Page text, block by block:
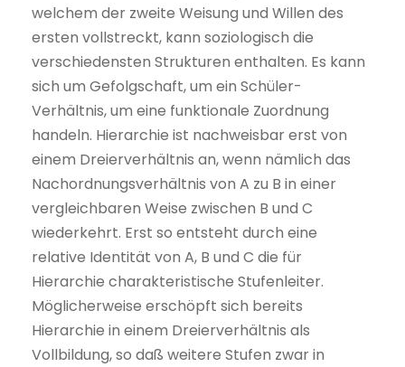
welchem der zweite Weisung und Willen des
ersten vollstreckt, kann soziologisch die
verschiedensten Strukturen enthalten. Es kann
sich um Gefolgschaft, um ein Schüler-
Verhältnis, um eine funktionale Zuordnung
handeln. Hierarchie ist nachweisbar erst von
einem Dreierverhältnis an, wenn nämlich das
Nachordnungsverhältnis von A zu B in einer
vergleichbaren Weise zwischen B und C
wiederkehrt. Erst so entsteht durch eine
relative Identität von A, B und C die für
Hierarchie charakteristische Stufenleiter.
Möglicherweise erschöpft sich bereits
Hierarchie in einem Dreierverhältnis als
Vollbildung, so daß weitere Stufen zwar in